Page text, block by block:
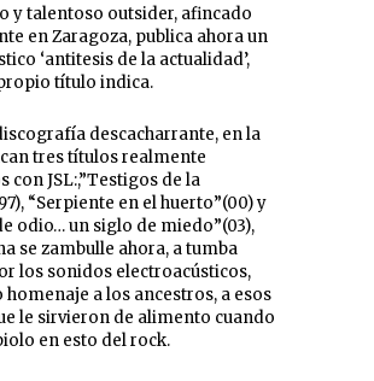
y talentoso outsider, afincado
en Zaragoza, publica ahora un
‘antitesis de la actualidad’,
título indica.
descacharrante, en la
tres títulos realmente
con JSL:,”Testigos de la
“Serpiente en el huerto”(00) y
odio… un siglo de miedo”(03),
se zambulle ahora, a tumba
los sonidos electroacústicos,
a los ancestros, a esos
le sirvieron de alimento cuando
en esto del rock.